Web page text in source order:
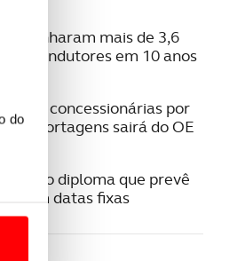
do
apanharam mais de 3,6
de condutores em 10 anos
a concessionárias por
das portagens sairá do OE
diploma que prevê
em datas fixas